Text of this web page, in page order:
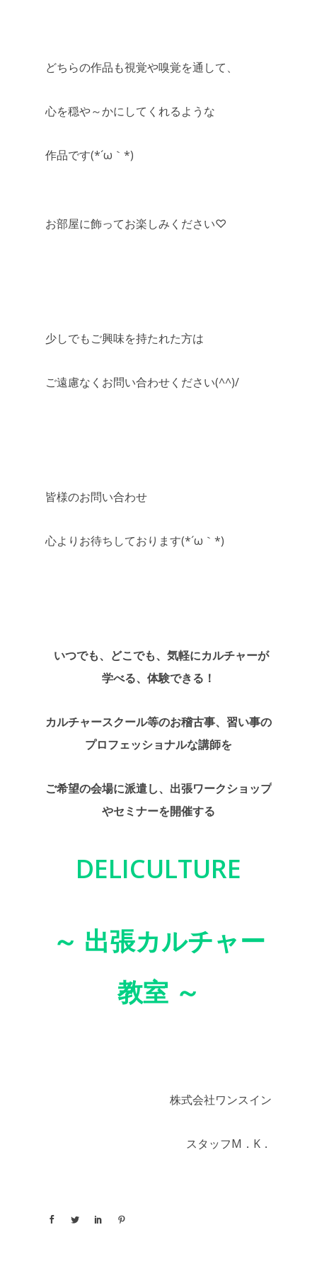
どちらの作品も視覚や嗅覚を通して、
心を穏や～かにしてくれるような
作品です(*´ω｀*)
お部屋に飾ってお楽しみください♡
少しでもご興味を持たれた方は
ご遠慮なくお問い合わせください(^^)/
皆様のお問い合わせ
心よりお待ちしております(*´ω｀*)
いつでも、どこでも、気軽にカルチャーが
学べる、体験できる！
カルチャースクール等のお稽古事、習い事の
プロフェッショナルな講師を
ご希望の会場に派遣し、出張ワークショップ
やセミナーを開催する
DELICULTURE
～ 出張カルチャー
教室 ～
株式会社ワンスイン
スタッフM．K．